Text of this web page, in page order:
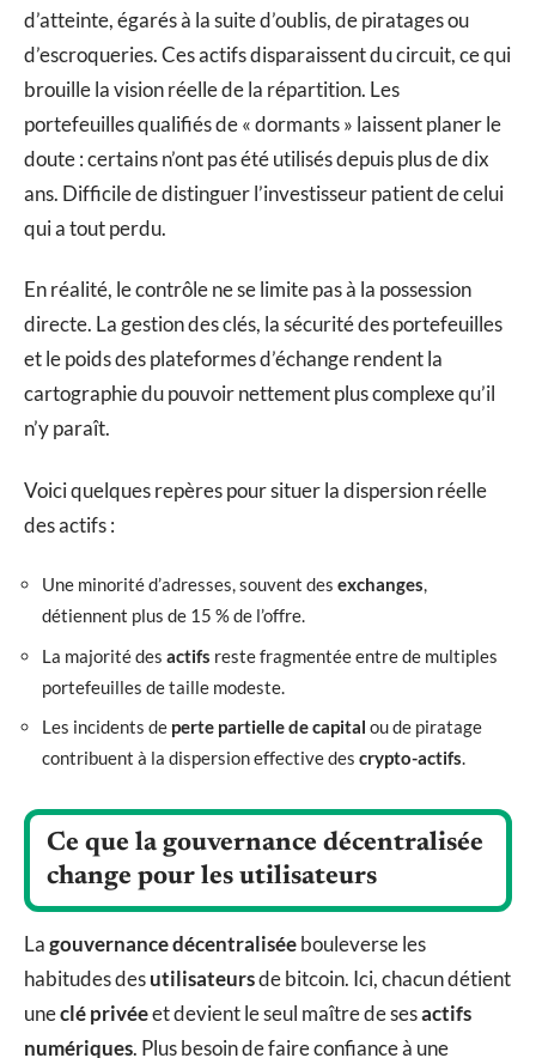
d’atteinte, égarés à la suite d’oublis, de piratages ou
d’escroqueries. Ces actifs disparaissent du circuit, ce qui
brouille la vision réelle de la répartition. Les
portefeuilles qualifiés de « dormants » laissent planer le
doute : certains n’ont pas été utilisés depuis plus de dix
ans. Difficile de distinguer l’investisseur patient de celui
qui a tout perdu.
En réalité, le contrôle ne se limite pas à la possession
directe. La gestion des clés, la sécurité des portefeuilles
et le poids des plateformes d’échange rendent la
cartographie du pouvoir nettement plus complexe qu’il
n’y paraît.
Voici quelques repères pour situer la dispersion réelle
des actifs :
Une minorité d’adresses, souvent des exchanges,
détiennent plus de 15 % de l’offre.
La majorité des actifs reste fragmentée entre de multiples
portefeuilles de taille modeste.
Les incidents de perte partielle de capital ou de piratage
contribuent à la dispersion effective des crypto-actifs.
Ce que la gouvernance décentralisée
change pour les utilisateurs
Lagouvernance décentraliséebouleverse les
habitudes desutilisateursde bitcoin. Ici, chacun détient
uneclé privéeet devient le seul maître de sesactifs
numériques. Plus besoin de faire confiance à une